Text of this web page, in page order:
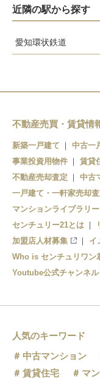
近隣の駅から探す
愛知環状鉄道
瀬戸市
高蔵寺
不動産売買・賃貸情
新築一戸建て 中古一
事業投資用物件
賃貸
不動産売却査定
中古
一戸建て・一軒家売却
マンションライブラリー
センチュリー21とは
加盟店人材募集
イ
Who is センチュリワン
Youtube公式チャンネル
人気のキーワード
中古マンション
賃貸住宅
マ